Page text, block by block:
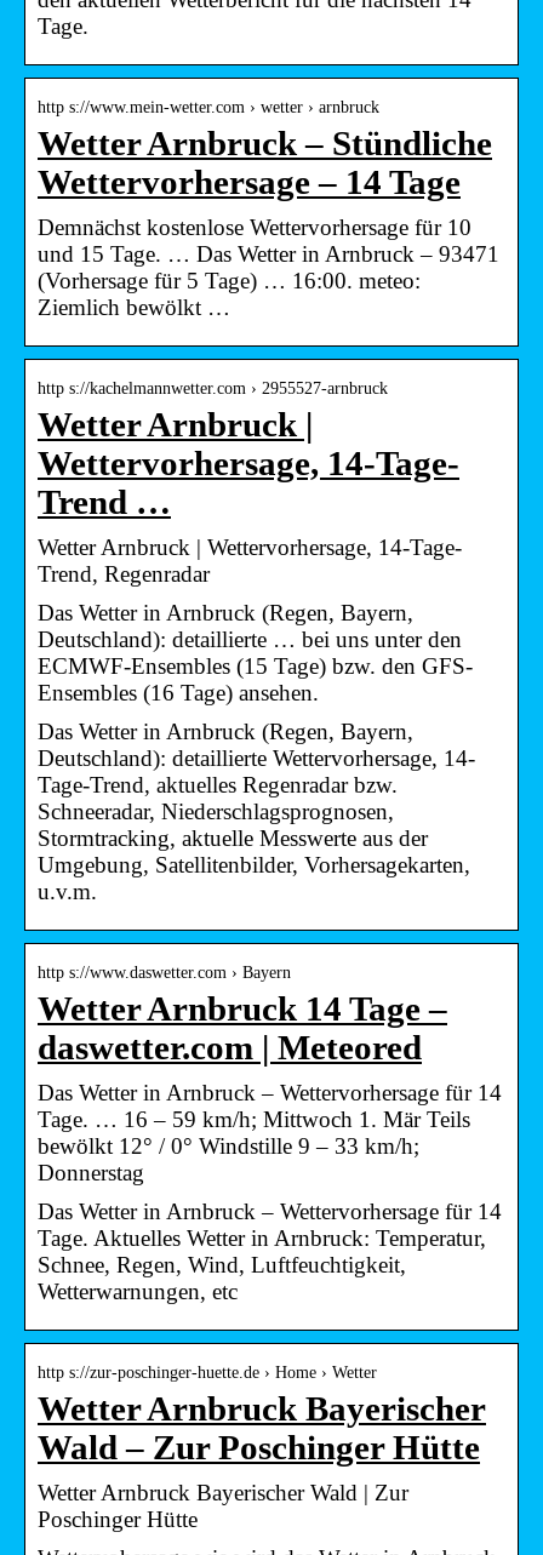
Tage.
http s://www.mein-wetter.com › wetter › arnbruck
Wetter Arnbruck – Stündliche
Wettervorhersage – 14 Tage
Demnächst kostenlose Wettervorhersage für 10
und 15 Tage. … Das Wetter in Arnbruck – 93471
(Vorhersage für 5 Tage) … 16:00. meteo:
Ziemlich bewölkt …
http s://kachelmannwetter.com › 2955527-arnbruck
Wetter Arnbruck |
Wettervorhersage, 14-Tage-
Trend …
Wetter Arnbruck | Wettervorhersage, 14-Tage-
Trend, Regenradar
Das Wetter in Arnbruck (Regen, Bayern,
Deutschland): detaillierte … bei uns unter den
ECMWF-Ensembles (15 Tage) bzw. den GFS-
Ensembles (16 Tage) ansehen.
Das Wetter in Arnbruck (Regen, Bayern,
Deutschland): detaillierte Wettervorhersage, 14-
Tage-Trend, aktuelles Regenradar bzw.
Schneeradar, Niederschlagsprognosen,
Stormtracking, aktuelle Messwerte aus der
Umgebung, Satellitenbilder, Vorhersagekarten,
u.v.m.
http s://www.daswetter.com › Bayern
Wetter Arnbruck 14 Tage –
daswetter.com | Meteored
Das Wetter in Arnbruck – Wettervorhersage für 14
Tage. … 16 – 59 km/h; Mittwoch 1. Mär Teils
bewölkt 12° / 0° Windstille 9 – 33 km/h;
Donnerstag
Das Wetter in Arnbruck – Wettervorhersage für 14
Tage. Aktuelles Wetter in Arnbruck: Temperatur,
Schnee, Regen, Wind, Luftfeuchtigkeit,
Wetterwarnungen, etc
http s://zur-poschinger-huette.de › Home › Wetter
Wetter Arnbruck Bayerischer
Wald – Zur Poschinger Hütte
Wetter Arnbruck Bayerischer Wald | Zur
Poschinger Hütte